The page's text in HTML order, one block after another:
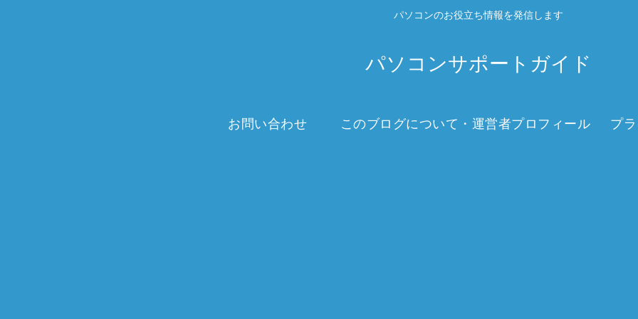
パソコンのお役立ち情報を発信します
パソコンサポートガイド
お問い合わせ このブログについて・運営者プロフィール プ